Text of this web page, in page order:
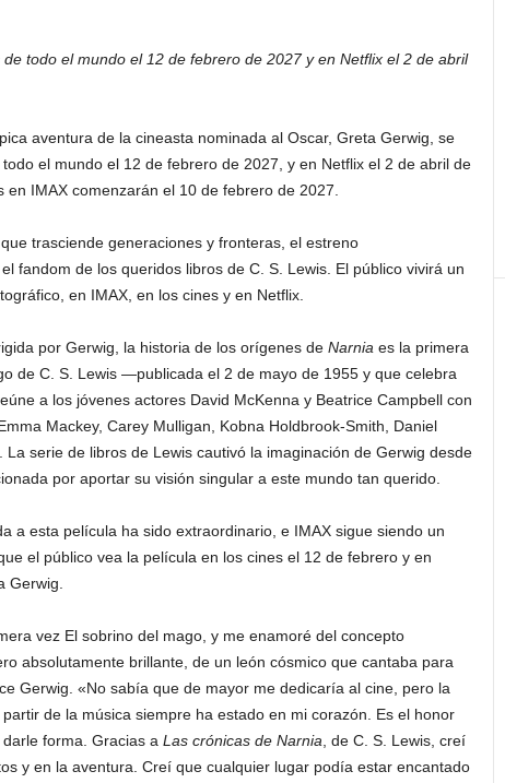
todo el mundo el 12 de febrero de 2027 y en Netflix el 2 de abril
aventura de la cineasta nominada al Oscar, Greta Gerwig, se
el mundo el 12 de febrero de 2027, y en Netflix el 2 de abril de
IMAX comenzarán el 10 de febrero de 2027.
trasciende generaciones y fronteras, el estreno
fandom de los queridos libros de C. S. Lewis. El público vivirá un
en IMAX, en los cines y en Netflix.
por Gerwig, la historia de los orígenes de Narnia es la primera
de C. S. Lewis —publicada el 2 de mayo de 1955 y que celebra
a los jóvenes actores David McKenna y Beatrice Campbell con
Mackey, Carey Mulligan, Kobna Holdbrook-Smith, Daniel
serie de libros de Lewis cautivó la imaginación de Gerwig desde
por aportar su visión singular a este mundo tan querido.
a esta película ha sido extraordinario, e IMAX sigue siendo un
el público vea la película en los cines el 12 de febrero y en
Gerwig.
vez El sobrino del mago, y me enamoré del concepto
absolutamente brillante, de un león cósmico que cantaba para
Gerwig. «No sabía que de mayor me dedicaría al cine, pero la
de la música siempre ha estado en mi corazón. Es el honor
forma. Gracias a Las crónicas de Narnia , de C. S. Lewis, creí
y en la aventura. Creí que cualquier lugar podía estar encantado